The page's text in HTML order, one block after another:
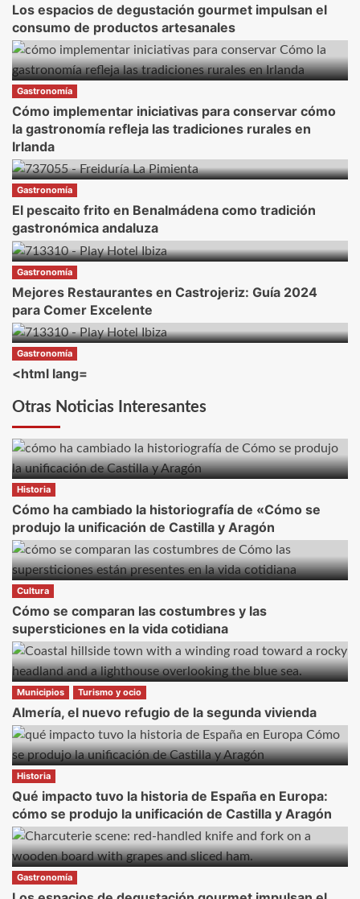
Los espacios de degustación gourmet impulsan el
consumo de productos artesanales
Gastronomía
Cómo implementar iniciativas para conservar cómo
la gastronomía refleja las tradiciones rurales en
Irlanda
Gastronomía
El pescaito frito en Benalmádena como tradición
gastronómica andaluza
Gastronomía
Mejores Restaurantes en Castrojeriz: Guía 2024
para Comer Excelente
Gastronomía
<html lang=
Otras Noticias Interesantes
Historia
Cómo ha cambiado la historiografía de «Cómo se
produjo la unificación de Castilla y Aragón
Cultura
Cómo se comparan las costumbres y las
supersticiones en la vida cotidiana
Municipios Turismo y ocio
Almería, el nuevo refugio de la segunda vivienda
Historia
Qué impacto tuvo la historia de España en Europa:
cómo se produjo la unificación de Castilla y Aragón
Gastronomía